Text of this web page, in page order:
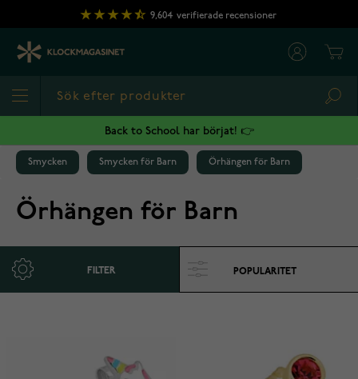
Hoppa till innehållet
9,604 verifierade recensioner
Back to School har börjat! 👉
Smycken Smycken för Barn Örhängen för Barn
Örhängen för Barn
FILTER